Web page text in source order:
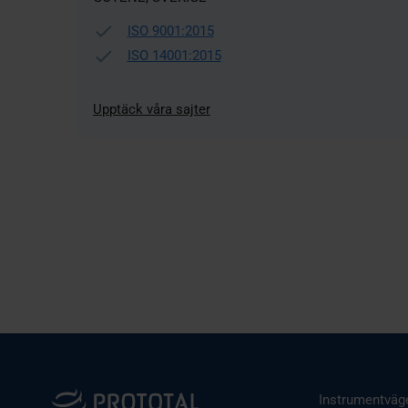
ISO 9001:2015
ISO 14001:2015
Upptäck våra sajter